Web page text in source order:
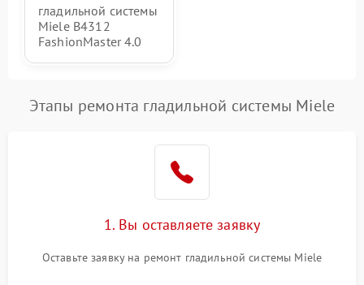
гладильной системы
Miele B4312
FashionMaster 4.0
Этапы ремонта гладильной системы Miele
1. Вы оставляете заявку
Оставьте заявку на ремонт гладильной системы Miele